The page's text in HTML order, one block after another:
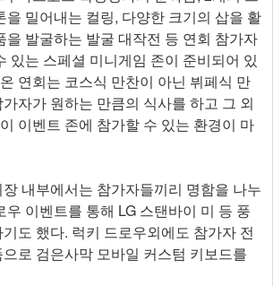
을 밀어내는 컬링, 다양한 크기의 삽을 활
을 발굴하는 발굴 대작전 등 연회 참가자
있는 스페셜 미니게임 존이 준비되어 있
연회는 코스식 만찬이 아닌 뷔페식 만
자가 원하는 만큼의 식사를 하고 그 외
이벤트 존에 참가할 수 있는 환경이 마
내부에서는 참가자들끼리 명함을 나누
우 이벤트를 통해 LG 스탠바이 미 등 풍
도 했다. 럭키 드로우외에도 참가자 전
로 검은사막 모바일 커스텀 키보드를